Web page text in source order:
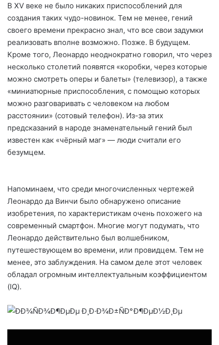
В XV веке не было никаких приспособлений для
создания таких чудо-новинок. Тем не менее, гений
своего времени прекрасно знал, что все свои задумки
реализовать вполне возможно. Позже. В будущем.
Кроме того, Леонардо неоднократно говорил, что через
несколько столетий появятся «коробки, через которые
можно смотреть оперы и балеты» (телевизор), а также
«миниатюрные приспособления, с помощью которых
можно разговаривать с человеком на любом
расстоянии» (сотовый телефон). Из-за этих
предсказаний в народе знаменательный гений был
известен как «чёрный маг» — люди считали его
безумцем.
Напоминаем, что среди многочисленных чертежей
Леонардо да Винчи было обнаружено описание
изобретения, по характеристикам очень похожего на
современный смартфон. Многие могут подумать, что
Леонардо действительно был волшебником,
путешествующем во времени, или провидцем. Тем не
менее, это заблуждения. На самом деле этот человек
обладал огромным интеллектуальным коэффициентом
(IQ).